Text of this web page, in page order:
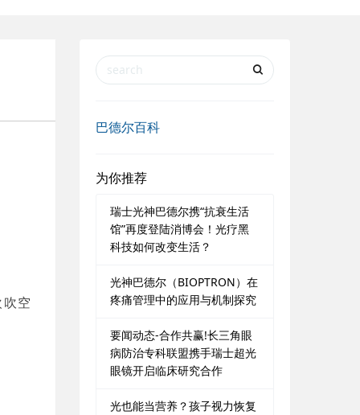
空
巴德尔百科
为你推荐
瑞士光神巴德尔携“抗衰生活
馆”再度登陆消博会！光疗黑
科技如何改变生活？
光神巴德尔（BIOPTRON）在
疼痛管理中的应用与机制探究
要闻动态-合作共赢!长三角眼
病防治专科联盟携手瑞士超光
眼镜开启临床研究合作
光也能当营养？孩子视力恢复